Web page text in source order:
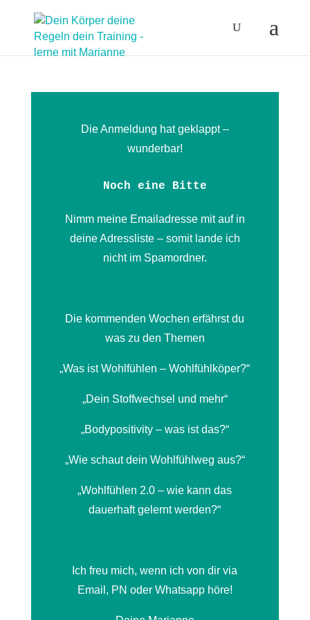
Die Anmeldung hat geklappt –
wunderbar!
Noch eine Bitte
Nimm meine Emailadresse mit auf in
deine Adressliste – somit lande ich
nicht im Spamordner.
Die kommenden Wochen erfährst du
was zu den Themen
„Was ist Wohlfühlen – Wohlfühlköper?“
„Dein Stoffwechsel und mehr“
„Bodypositivity – was ist das?“
„Wie schaut dein Wohlfühlweg aus?“
„Wohlfühlen 2.0 – wie kann das
dauerhaft gelernt werden?“
Ich freu mich, wenn ich von dir via
Email, PN oder Whatsapp höre!